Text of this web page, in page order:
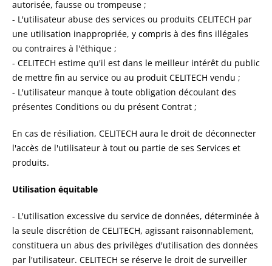
autorisée, fausse ou trompeuse ;
- L'utilisateur abuse des services ou produits CELITECH par
une utilisation inappropriée, y compris à des fins illégales
ou contraires à l'éthique ;
- CELITECH estime qu'il est dans le meilleur intérêt du public
de mettre fin au service ou au produit CELITECH vendu ;
- L'utilisateur manque à toute obligation découlant des
présentes Conditions ou du présent Contrat ;
En cas de résiliation, CELITECH aura le droit de déconnecter
l'accès de l'utilisateur à tout ou partie de ses Services et
produits.
Utilisation équitable
- L'utilisation excessive du service de données, déterminée à
la seule discrétion de CELITECH, agissant raisonnablement,
constituera un abus des privilèges d'utilisation des données
par l'utilisateur. CELITECH se réserve le droit de surveiller